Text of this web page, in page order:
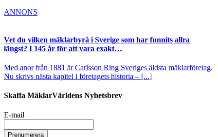
ANNONS
Vet du vilken mäklarbyrå i Sverige som har funnits allra
längst? I 145 år för att vara exakt…
Med anor från 1881 är Carlsson Ring Sveriges äldsta mäklarföretag.
Nu skrivs nästa kapitel i företagets historia – [...]
Skaffa MäklarVärldens Nyhetsbrev
E-mail
Prenumerera